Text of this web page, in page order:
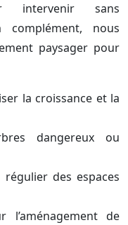
intervenir sans
complément, nous
paysager pour
la croissance et la
dangereux ou
des espaces
l’aménagement de